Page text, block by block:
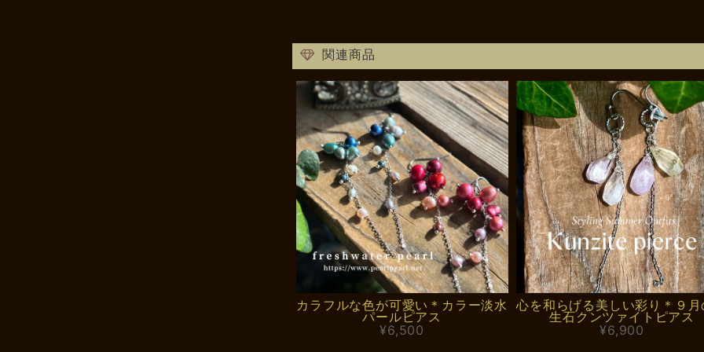
関連商品
カラフルな色が可愛い＊カラー淡水
パールピアス
¥6,500
心を和らげる美しい彩り＊９
生石クンツァイトピアス
¥6,900